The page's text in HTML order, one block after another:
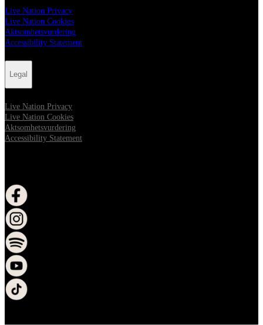
Live Nation Privacy
Live Nation Cookies
Aktsomhetsvurdering
Accessibility Statement
Legal
Live Nation Privacy
Live Nation Cookies
Aktsomhetsvurdering
Accessibility Statement
åpne i nytt vindu
åpne i nytt vindu
åpne i nytt vindu
åpne i nytt vindu
åpne i nytt vindu